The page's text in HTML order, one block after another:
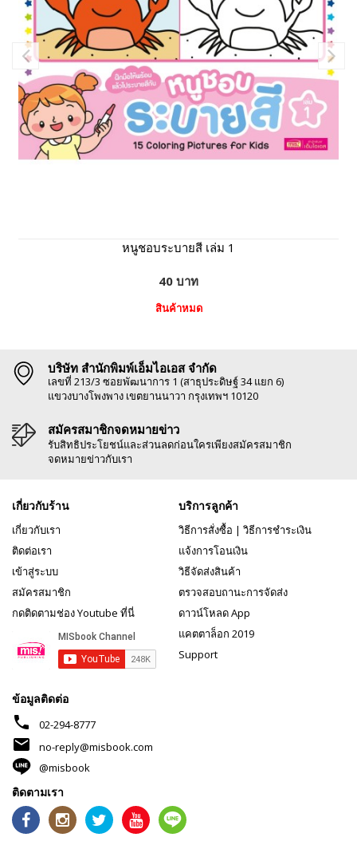
หนูชอบระบายสี เล่ม 1
40 บาท
สินค้าหมด
บริษัท สำนักพิมพ์เอ็มไอเอส จำกัด
เลขที่ 213/3 ซอยพัฒนาการ 1 (สาธุประดิษฐ์ 34 แยก 6)
แขวงบางโพงพาง เขตยานนาวา กรุงเทพฯ 10120
สมัครสมาชิกจดหมายข่าว
รับสิทธิประโยชน์และส่วนลดก่อนใครเพียงสมัครสมาชิก
จดหมายข่าวกับเรา
เกี่ยวกับร้าน
เกี่ยวกับเรา
ติดต่อเรา
เข้าสู่ระบบ
สมัครสมาชิก
กดติดตามช่อง Youtube ที่นี่
บริการลูกค้า
วิธีการสั่งซื้อ | วิธีการชำระเงิน
แจ้งการโอนเงิน
วิธีจัดส่งสินค้า
ตรวจสอบถานะการจัดส่ง
ดาวน์โหลด App
แคตตาล็อก 2019
Support
ข้อมูลติดต่อ
phone 02-294-8777
mail
no-reply@misbook.com
@misbook
ติดตามเรา